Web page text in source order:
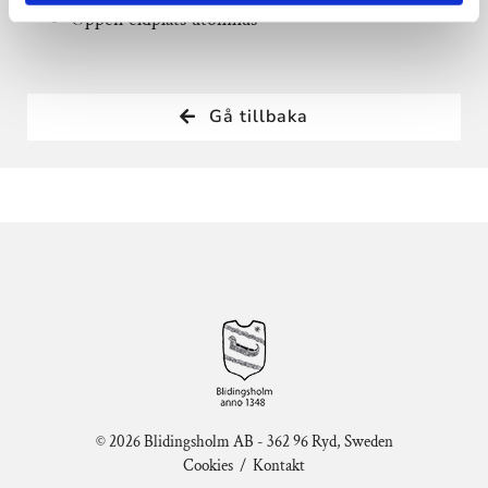
Öppen eldplats utomhus
Gå tillbaka
© 2026 Blidingsholm AB - 362 96 Ryd, Sweden
Cookies / Kontakt